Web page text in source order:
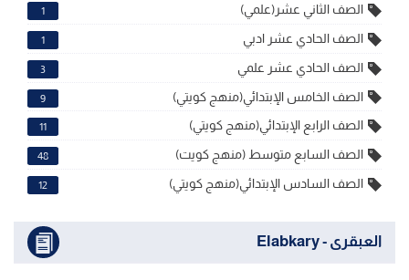
الصف الثاني عشر(علمي) 1
الصف الحادي عشر ادبي 1
الصف الحادي عشر علمي 3
الصف الخامس الإبتدائي(منهج كويتي) 9
الصف الرابع الإبتدائي(منهج كويتي) 11
الصف السابع متوسط (منهج كويت) 48
الصف السادس الإبتدائي(منهج كويتي) 12
العبقرى - Elabkary